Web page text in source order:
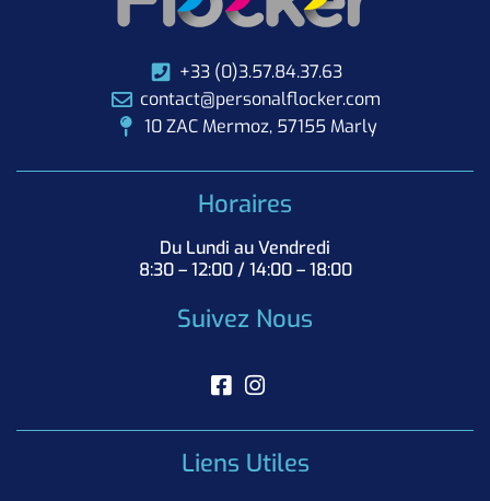
+33 (0)3.57.84.37.63
contact@personalflocker.com
10 ZAC Mermoz, 57155 Marly
Horaires
Du Lundi au Vendredi
8:30 – 12:00 / 14:00 – 18:00
Suivez Nous
Liens Utiles